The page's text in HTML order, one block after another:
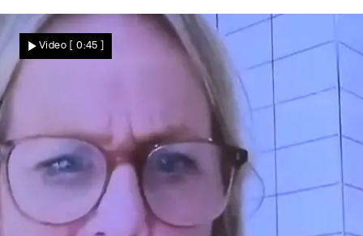
Video [ 0:45 ]